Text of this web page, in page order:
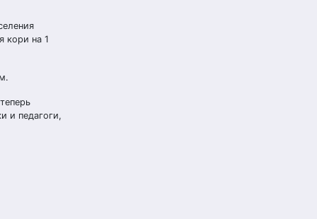
кори на 1
и педагоги,